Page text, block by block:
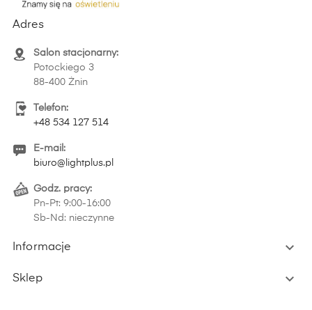
Adres
Salon stacjonarny:
Potockiego 3
88-400 Żnin
Telefon:
+48 534 127 514
E-mail:
biuro@lightplus.pl
Godz. pracy:
Pn-Pt: 9:00-16:00
Sb-Nd: nieczynne
Informacje 
Sklep 